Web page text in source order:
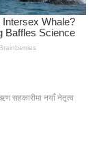
सहकारीमा नयाँ नेतृत्व